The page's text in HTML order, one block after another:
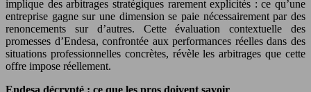
implique des arbitrages stratégiques rarement explicités : ce qu’une
entreprise gagne sur une dimension se paie nécessairement par des
renoncements sur d’autres. Cette évaluation contextuelle des
promesses d’Endesa, confrontée aux performances réelles dans des
situations professionnelles concrètes, révèle les arbitrages que cette
offre impose réellement.
Endesa décrypté : ce que les pros doivent savoir